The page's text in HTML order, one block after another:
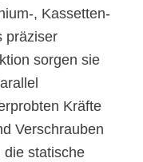
, Kassetten-
präziser
sorgen sie
Kräfte
Verschrauben
die statische